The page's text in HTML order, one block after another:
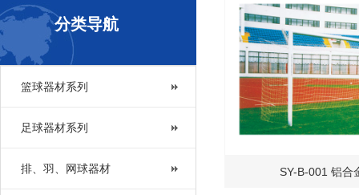
分类导航
篮球器材系列
足球器材系列
排、羽、网球器材 SY-B-001 铝合